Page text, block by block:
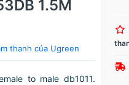
1.5M
thanh của Ugreen
to male db1011.